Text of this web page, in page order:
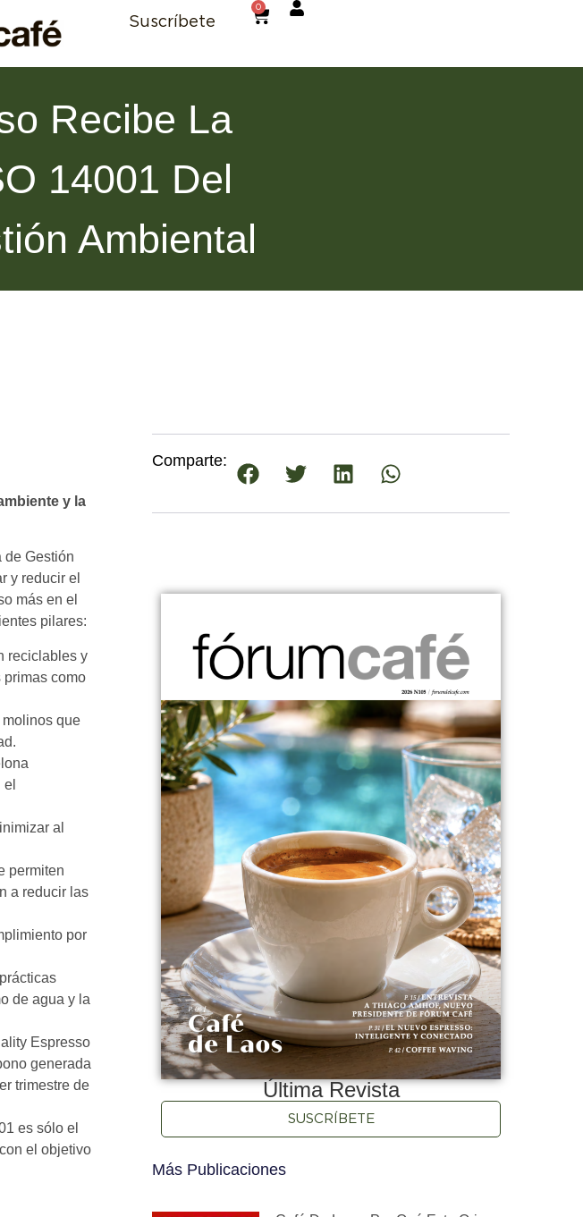
Suscríbete
0
Recibe La
14001 Del
Ambiental
y la
de Gestión
y reducir el
más en el
pilares:
reciclables y
primas como
que
al
permiten
a reducir las
por
de agua y la
Espresso
generada
trimestre de
es sólo el
el objetivo
Comparte:
Última Revista
SUSCRÍBETE
Más Publicaciones